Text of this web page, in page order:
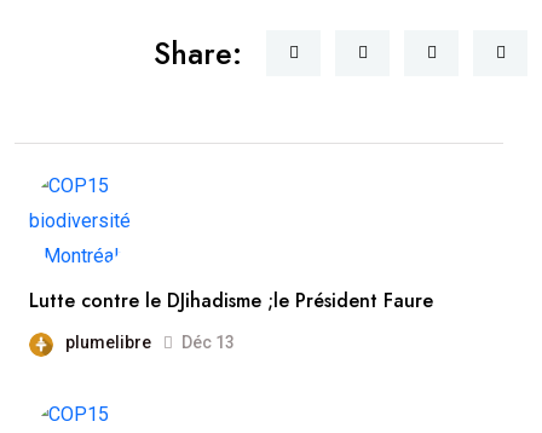
Share:
Lutte contre le DJihadisme ;le Président Faure
plumelibre Déc 13